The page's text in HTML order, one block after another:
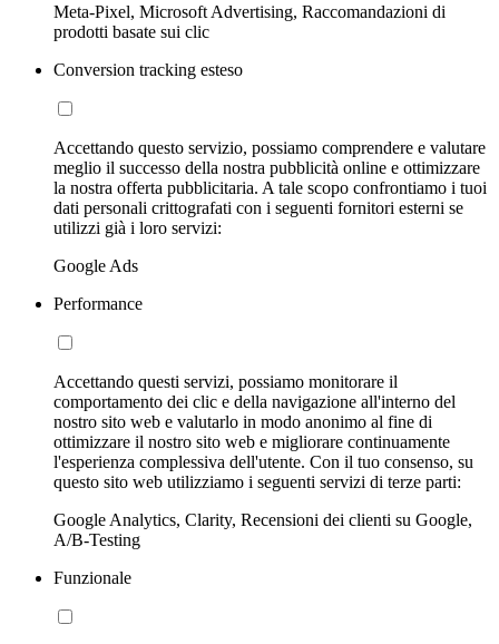
Meta-Pixel, Microsoft Advertising, Raccomandazioni di
prodotti basate sui clic
Conversion tracking esteso
Accettando questo servizio, possiamo comprendere e valutare
meglio il successo della nostra pubblicità online e ottimizzare
la nostra offerta pubblicitaria. A tale scopo confrontiamo i tuoi
dati personali crittografati con i seguenti fornitori esterni se
utilizzi già i loro servizi:
Google Ads
Performance
Accettando questi servizi, possiamo monitorare il
comportamento dei clic e della navigazione all'interno del
nostro sito web e valutarlo in modo anonimo al fine di
ottimizzare il nostro sito web e migliorare continuamente
l'esperienza complessiva dell'utente. Con il tuo consenso, su
questo sito web utilizziamo i seguenti servizi di terze parti:
Google Analytics, Clarity, Recensioni dei clienti su Google,
A/B-Testing
Funzionale